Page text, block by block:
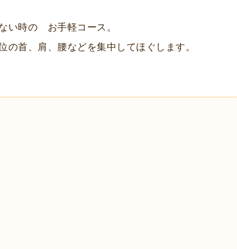
い時の お手軽コース。
の首、肩、腰などを集中してほぐします。